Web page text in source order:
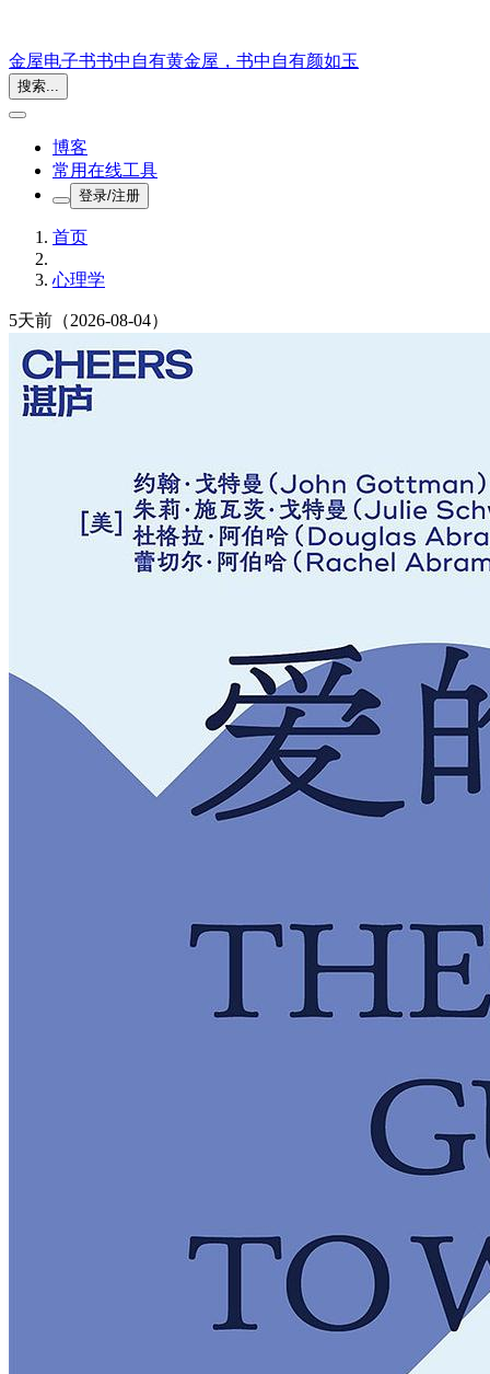
金屋电子书书中自有黄金屋，书中自有颜如玉
搜索...
博客
常用在线工具
登录/注册
首页
心理学
5天前 （2026-08-04）